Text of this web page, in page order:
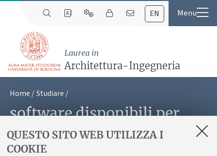
QUESTO SITO WEB UTILIZZA I
COOKIE
EN
Laurea in
Architettura-Ingegneria
Home Studiare
software disponibili per
gli studenti